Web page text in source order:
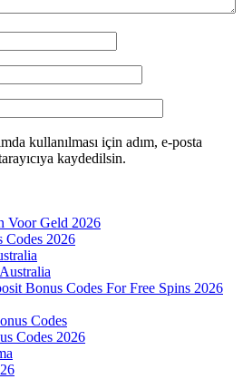
kullanılması için adım, e-posta
kaydedilsin.
Voor Geld 2026
Codes 2026
Bonus Codes For Free Spins 2026
Codes
Codes 2026